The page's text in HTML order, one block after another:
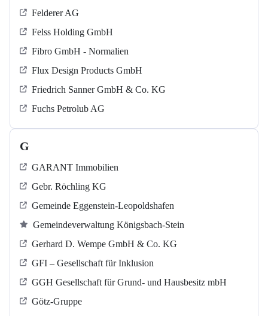
Felderer AG
Felss Holding GmbH
Fibro GmbH - Normalien
Flux Design Products GmbH
Friedrich Sanner GmbH & Co. KG
Fuchs Petrolub AG
G
GARANT Immobilien
Gebr. Röchling KG
Gemeinde Eggenstein-Leopoldshafen
Gemeindeverwaltung Königsbach-Stein
Gerhard D. Wempe GmbH & Co. KG
GFI – Gesellschaft für Inklusion
GGH Gesellschaft für Grund- und Hausbesitz mbH
Götz-Gruppe